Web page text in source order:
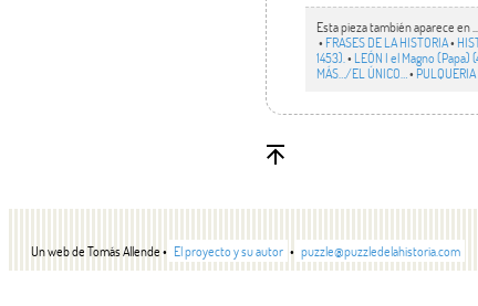
Esta pieza también aparece en
• FRASES DE LA HISTORIA•
1453).• LEÓN I el Magno (Papa)
MÁS…/EL ÚNICO…•
Un web de Tomás Allende • El proyecto y su autor • puzzle@puzzledelahistoria.com